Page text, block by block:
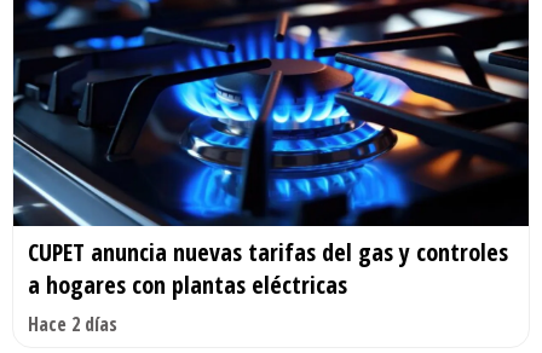
CUPET anuncia nuevas tarifas del gas y controles
a hogares con plantas eléctricas
Hace 2 días